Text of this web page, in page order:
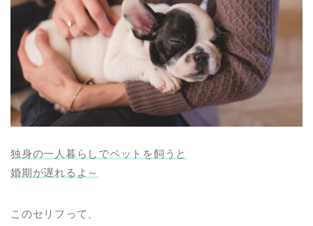
独身の一人暮らしでペットを飼うと
婚期が遅れるよ～
このセリフって、